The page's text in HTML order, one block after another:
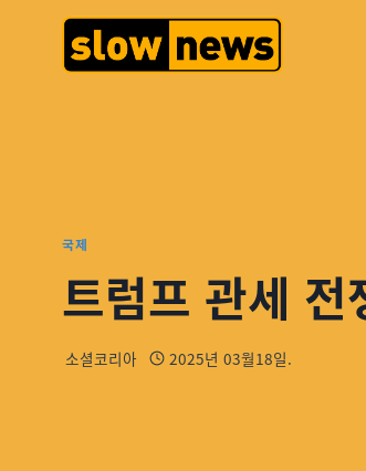
국제
트럼프 관세
소셜코리아 2025년 03월18일.